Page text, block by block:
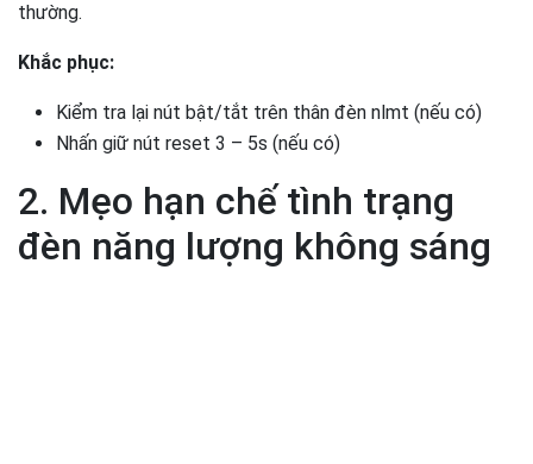
thường.
Khắc phục:
Kiểm tra lại nút bật/tắt trên thân đèn nlmt (nếu có)
Nhấn giữ nút reset 3 – 5s (nếu có)
2. Mẹo hạn chế tình trạng
đèn năng lượng không sáng